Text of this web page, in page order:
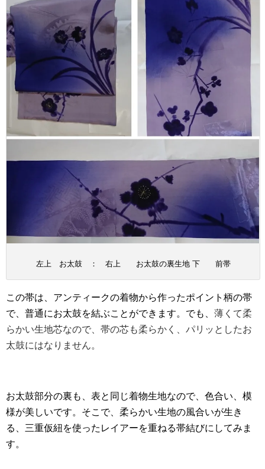
左上 お太鼓 ： 右上 お太鼓の裏生地 下 前帯
この帯は、アンティークの着物から作ったポイント柄の帯
で、普通にお太鼓を結ぶことができます。でも、 薄くて柔
らかい生地芯なので、帯の芯も柔らかく、パリッとしたお
太鼓にはなりません。
お太鼓部分の裏も、表と同じ着物生地なので、色合い、模
様が美しいです。そこで、柔らかい生地の風合いが生き
る、三重仮紐を使ったレイアーを重ねる帯結びにしてみま
す。